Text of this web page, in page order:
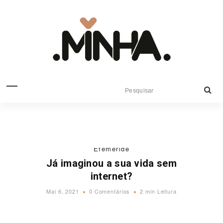
Efeméride
Já imaginou a sua vida sem
internet?
Mai 6, 2021 0 Comentários 2 min Leitura